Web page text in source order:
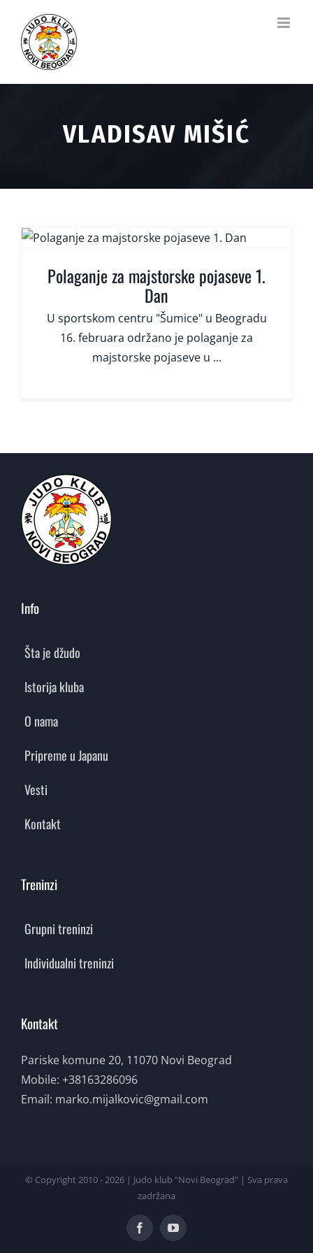
content
VLADISAV MIŠIĆ
Polaganje za majstorske pojaseve 1.
Dan
U sportskom centru "Šumice" u Beogradu
16. februara održano je polaganje za
majstorske pojaseve u ...
Info
Šta je džudo
Istorija kluba
O nama
Pripreme u Japanu
Vesti
Kontakt
Treninzi
Grupni treninzi
Individualni treninzi
Kontakt
Pariske komune 20, 11070 Novi Beograd
Mobile: +38163286096
Email: marko.mijalkovic@gmail.com
© Copyright 2010 -2026 | Judo klub "Novi Beograd" | Sva prava
zadržana
FacebookYouTube